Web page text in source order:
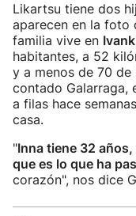
Likartsu tiene dos
aparecen en la foto
familia vive en
habitantes, a 52
y a menos de 70
contado Galarraga,
a filas hace
casa.
"Inna tiene 32
que es lo que ha
corazón", nos dice